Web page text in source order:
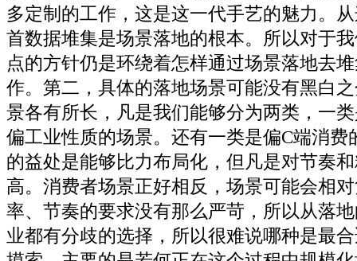
多定制的工作，这是这一代手艺的魅力。
首数据堆集是场景落地的根本。所以对于
点的方针仍是环绕着怎样通过场景落地去
作。第二，具体的落地场景可能没有黑白
景各有所长，凡是我们能够分为两类，一
偏工业性质的场景。还有一类是偏C端消费
的益处是能够比力布局化，但凡是对节奏
高。消费者场景正好相反，场景可能会相
率、节奏的要求没有那么严苛，所以从落
业都有分歧的选择，所以很难说哪种是最